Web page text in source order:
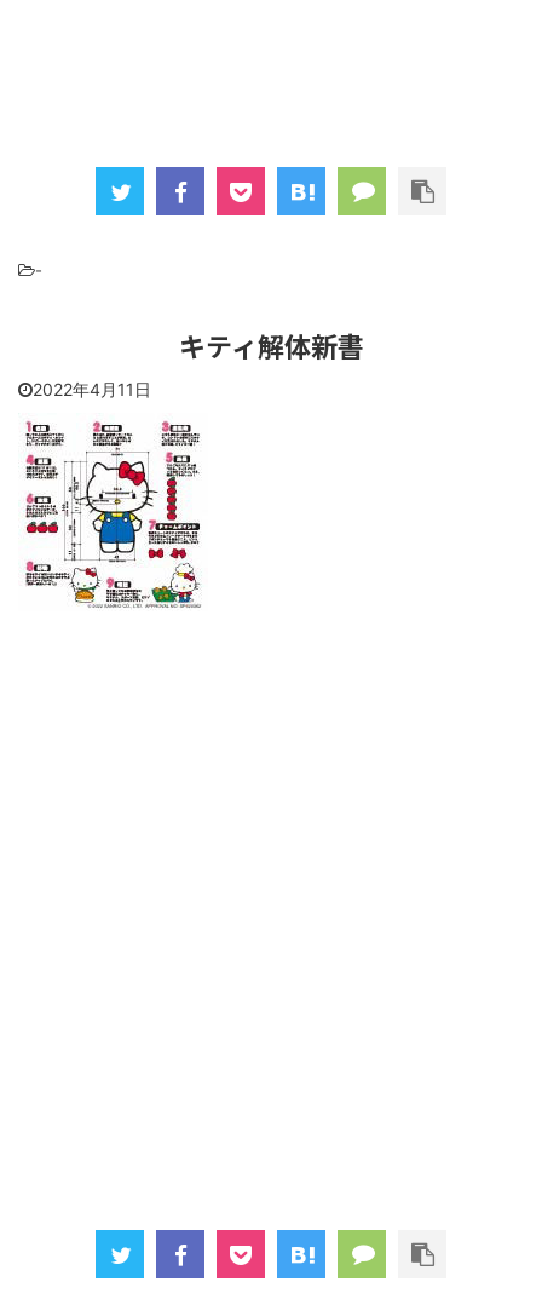
-
キティ解体新書
2022年4月11日